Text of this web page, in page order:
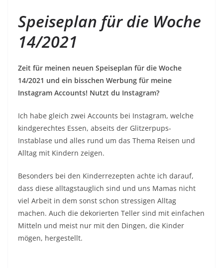
Speiseplan für die Woche
14/2021
Zeit für meinen neuen Speiseplan für die Woche
14/2021 und ein bisschen Werbung für meine
Instagram Accounts! Nutzt du Instagram?
Ich habe gleich zwei Accounts bei Instagram, welche
kindgerechtes Essen, abseits der Glitzerpups-
Instablase und alles rund um das Thema Reisen und
Alltag mit Kindern zeigen.
Besonders bei den Kinderrezepten achte ich darauf,
dass diese alltagstauglich sind und uns Mamas nicht
viel Arbeit in dem sonst schon stressigen Alltag
machen. Auch die dekorierten Teller sind mit einfachen
Mitteln und meist nur mit den Dingen, die Kinder
mögen, hergestellt.